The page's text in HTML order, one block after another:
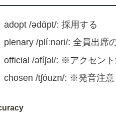
adopt /ədɑ́pt/: 採用する
plenary /plíːnəri/: 全員出席
official /əfíʃəl/: ※アクセン
chosen /tʃóuzn/: ※発音注意